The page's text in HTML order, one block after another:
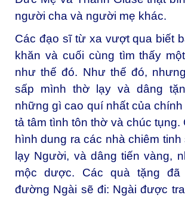
người cha và người mẹ khác.
Các đạo sĩ từ xa vượt qua biết
khăn và cuối cùng tìm thấy
như thế đó. Như thế đó,
sấp mình thờ lạy và dâng
những gì cao quí nhất của
tả tâm tình tôn thờ và chúc tụng.
hình dung ra các nhà chiêm
lạy Người, và dâng tiến vàng,
mộc dược. Các quà tặng
đường Ngài sẽ đi: Ngài được